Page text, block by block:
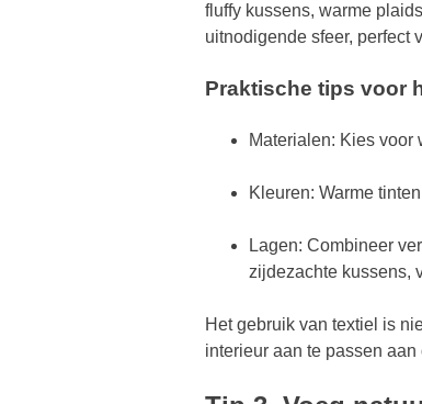
fluffy kussens, warme
uitnodigende sfeer, perfect
Praktische tips voor
Materialen: Kies voor
Kleuren: Warme
Lagen: Combineer
zijdezachte kussens,
Het gebruik van textiel is
interieur aan te passen aan